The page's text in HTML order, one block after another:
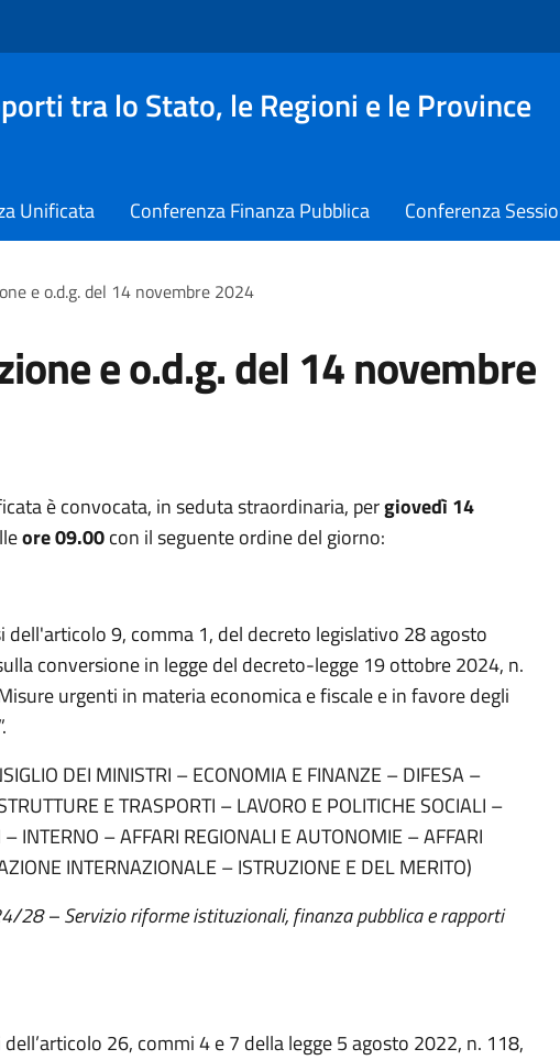
tra lo Stato, le Regioni e le Province
Unificata Conferenza Finanza Pubblica Conferenza
e o.d.g. del 14 novembre 2024
e o.d.g. del 14 novembre
è convocata, in seduta straordinaria, pergiovedì 14
ore 09.00con il seguente ordine del giorno:
dell'articolo 9, comma 1, del decreto legislativo 28 agosto
conversione in legge del decreto-legge 19 ottobre 2024, n.
urgenti in materia economica e fiscale e in favore degli
DEI MINISTRI – ECONOMIA E FINANZE – DIFESA –
E TRASPORTI – LAVORO E POLITICHE SOCIALI –
– INTERNO – AFFARI REGIONALI E AUTONOMIE – AFFARI
INTERNAZIONALE – ISTRUZIONE E DEL MERITO)
28 – Servizio riforme istituzionali, finanza pubblica e rapporti
dell’articolo 26, commi 4 e 7 della legge 5 agosto 2022, n. 118,